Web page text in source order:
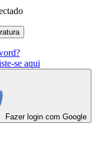
se aqui
Fazer login com Google